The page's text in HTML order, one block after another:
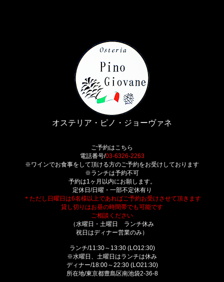
オステリア・ピノ・ジョーヴァネ
ご予約はこちら
電話番号/03-6326-2263
※ワインでお食事をして頂ける方のご予約をお受けしております
※ランチは予約不可
予約は1ヶ月以内にお願します。
定休日/日曜・一部不定休有り
＊ただし日曜日は6名様以上であればご予約お受けさせて頂きます
貸し切りはお昼の時間帯でも可能です
ご相談ください
（水曜日・土曜日 ランチ休み
祝日はディナー営業のみ）
ランチ/11:30～13:30 (LO12:30)
※水曜日、土曜日はランチは休み
ディナー/18:00～22:30 (LO21:30)
所在地/東京都豊島区南池袋2-36-8